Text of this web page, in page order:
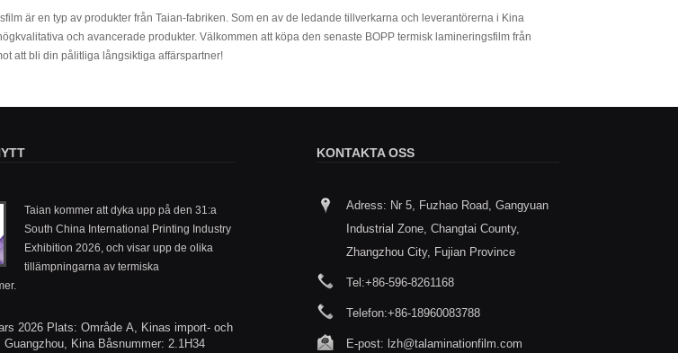
är en typ av produkter från Taian-fabriken. Som en av de ledande tillverkarna och leverantörerna i Kina
och avancerade produkter. Välkommen att köpa den senaste BOPP termisk lamineringsfilm från
att bli din pålitliga långsiktiga affärspartner!
KONTAKTA OSS
Adress: Nr 5, Fuzhao Road, Gangyuan
Industrial Zone, Changtai County,
Zhangzhou City, Fujian Province
Tel:+86-596-8261168
Telefon:+86-18960083788
E-post: lzh@talaminationfilm.com
Taian kommer att dyka upp på den 31:a
South China International Printing Industry
Exhibition 2026, och visar upp de olika
tillämpningarna av termiska
2026 Plats: Område A, Kinas import- och
Kina Båsnummer: 2.1H34
Efterlevnad som grund, säkerhet som
prioritet - Livsmedelsklassad tryckt
anpassad värmeförseglingsfilm